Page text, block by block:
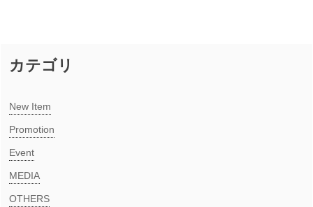
カテゴリ
New Item​
Promotion
Event
MEDIA​
OTHERS